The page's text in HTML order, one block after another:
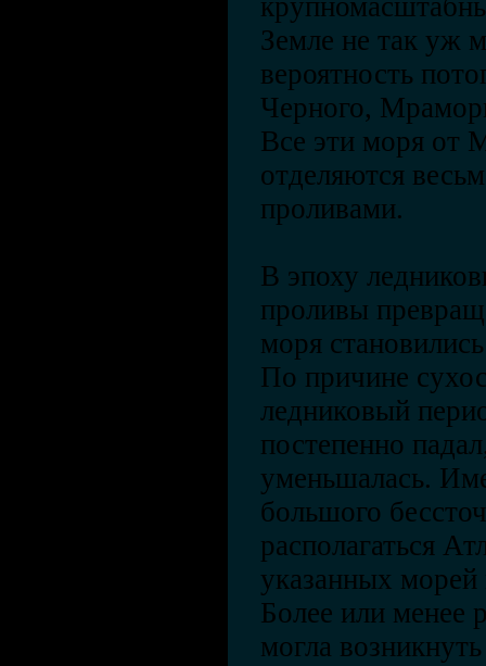
Земле не так уж
вероятность
Черного,
Все эти моря от
отделяются
проливами.
В эпоху
проливы
моря
По причине
ледниковый
постепенно
уменьшалась.
большого
располагаться
указанных
Более или менее
могла